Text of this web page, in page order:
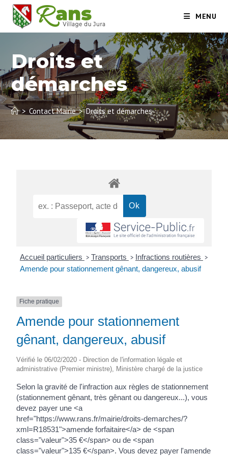
MENU
Droits et
démarches
> Contact Mairie > Droits et démarches
Accueil particuliers > Transports > Infractions routières >
Amende pour stationnement gênant, dangereux, abusif
Fiche pratique
Amende pour stationnement
gênant, dangereux, abusif
Vérifié le 06/02/2020 - Direction de l'information légale et
administrative (Premier ministre), Ministère chargé de la justice
Selon la gravité de l'infraction aux règles de stationnement
(stationnement gênant, très gênant ou dangereux...), vous
devez payer une <a
href="https://www.rans.fr/mairie/droits-demarches/?
xml=R18531">amende forfaitaire</a> de <span
class="valeur">35 €</span> ou de <span
class="valeur">135 €</span>. Vous devez payer l'amende